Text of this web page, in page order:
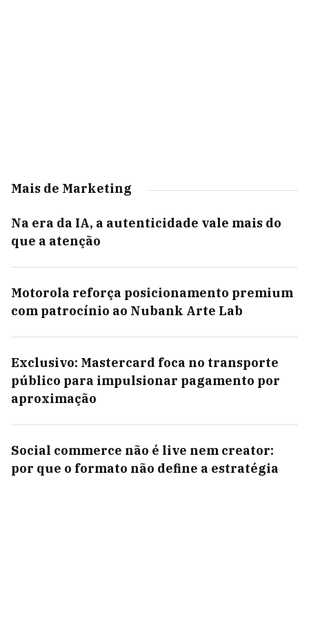
Mais de Marketing
Na era da IA, a autenticidade vale mais do
que a atenção
Motorola reforça posicionamento premium
com patrocínio ao Nubank Arte Lab
Exclusivo: Mastercard foca no transporte
público para impulsionar pagamento por
aproximação
Social commerce não é live nem creator:
por que o formato não define a estratégia